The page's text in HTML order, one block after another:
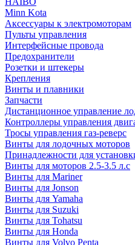
Minn Kota
Аксессуары к электромоторам
Пульты управления
Интерфейсные провода
Предохранители
Розетки и штекеры
Крепления
Винты и плавники
Запчасти
Дистанционное управление
Контроллеры управления
Тросы управления газ-реверс
Винты для лодочных моторов
Принадлежности для
Винты для моторов 2.5-3.5 л.с
Винты для Mariner
Винты для Jonson
Винты для Yamaha
Винты для Suzuki
Винты для Tohatsu
Винты для Honda
Винты для Volvo Penta